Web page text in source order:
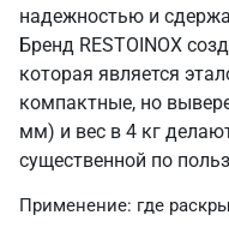
надежностью и
Бренд RESTOINOX
которая является
компактные, но
мм) и вес в 4 кг
существенной по
Применение: где